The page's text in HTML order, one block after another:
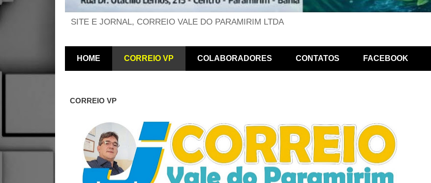
SITE E JORNAL, CORREIO VALE DO PARAMIRIM LTDA
HOME CORREIO VP COLABORADORES CONTATOS FACEBOOK
CORREIO VP